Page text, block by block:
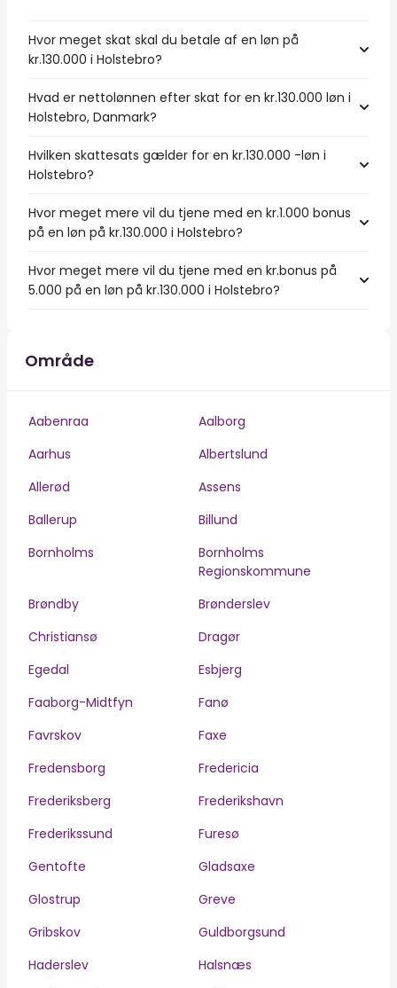
Hvor meget skat skal du betale af en løn på
kr.130.000 i Holstebro?
Hvad er nettolønnen efter skat for en kr.130.000 løn i
Holstebro, Danmark?
Hvilken skattesats gælder for en kr.130.000 -løn i
Holstebro?
Hvor meget mere vil du tjene med en kr.1.000 bonus
på en løn på kr.130.000 i Holstebro?
Hvor meget mere vil du tjene med en kr.bonus på
5.000 på en løn på kr.130.000 i Holstebro?
Område
Aabenraa
Aalborg
Aarhus
Albertslund
Allerød
Assens
Ballerup
Billund
Bornholms
Bornholms
Regionskommune
Brøndby
Brønderslev
Christiansø
Dragør
Egedal
Esbjerg
Faaborg-Midtfyn
Fanø
Favrskov
Faxe
Fredensborg
Fredericia
Frederiksberg
Frederikshavn
Frederikssund
Furesø
Gentofte
Gladsaxe
Glostrup
Greve
Gribskov
Guldborgsund
Haderslev
Halsnæs